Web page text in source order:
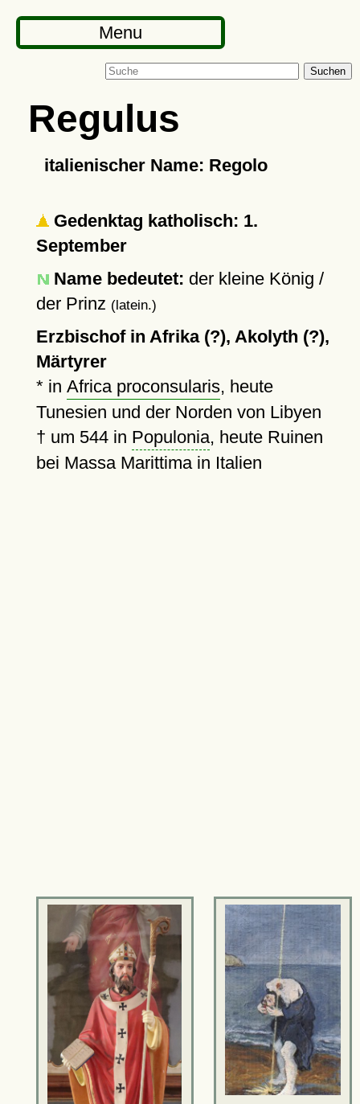
Menu
Suchen
Regulus
italienischer Name: Regolo
Gedenktag katholisch: 1.
September
Name bedeutet: der kleine König /
der Prinz (latein.)
Erzbischof in Afrika (?), Akolyth (?),
Märtyrer
* in Africa proconsularis, heute
Tunesien und der Norden von Libyen
† um 544in Populonia, heute Ruinen
bei Massa Marittima in Italien